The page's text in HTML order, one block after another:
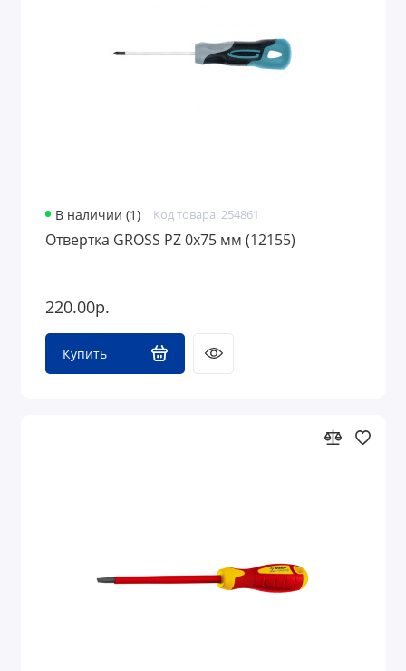
Грузоподъемное оборудование
В наличии (1) Код товара: 254861
Отвертка GROSS PZ 0х75 мм (12155)
220.00р.
Купить